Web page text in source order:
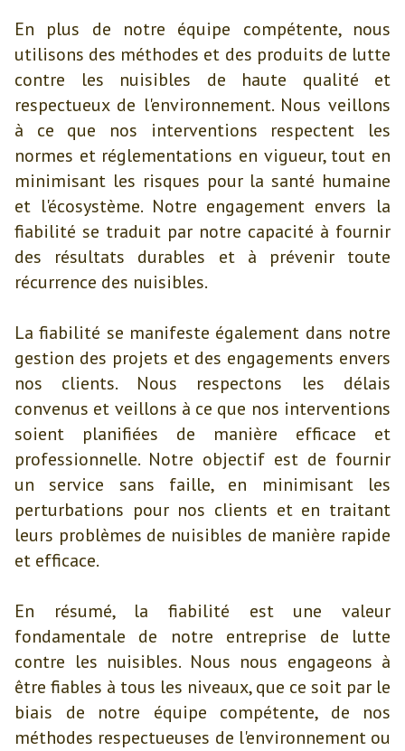
En plus de notre équipe compétente, nous
utilisons des méthodes et des produits de lutte
contre les nuisibles de haute qualité et
respectueux de l'environnement. Nous veillons
à ce que nos interventions respectent les
normes et réglementations en vigueur, tout en
minimisant les risques pour la santé humaine
et l'écosystème. Notre engagement envers la
fiabilité se traduit par notre capacité à fournir
des résultats durables et à prévenir toute
récurrence des nuisibles.
La fiabilité se manifeste également dans notre
gestion des projets et des engagements envers
nos clients. Nous respectons les délais
convenus et veillons à ce que nos interventions
soient planifiées de manière efficace et
professionnelle. Notre objectif est de fournir
un service sans faille, en minimisant les
perturbations pour nos clients et en traitant
leurs problèmes de nuisibles de manière rapide
et efficace.
En résumé, la fiabilité est une valeur
fondamentale de notre entreprise de lutte
contre les nuisibles. Nous nous engageons à
être fiables à tous les niveaux, que ce soit par le
biais de notre équipe compétente, de nos
méthodes respectueuses de l'environnement ou